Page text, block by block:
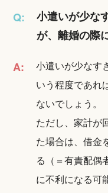
Q:
小遣いが少な
が、離婚の際
A:
小遣いが少なす
いう程度であれ
ないでしょう。
ただし、家計が
た場合は、借金
る（＝有責配偶
に不利になる可